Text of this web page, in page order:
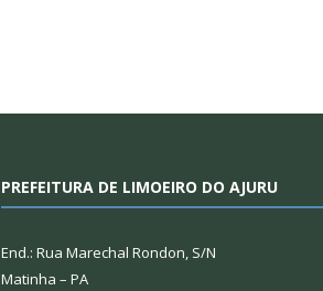
PREFEITURA DE LIMOEIRO DO AJURU
End.: Rua Marechal Rondon, S/N
Matinha – PA